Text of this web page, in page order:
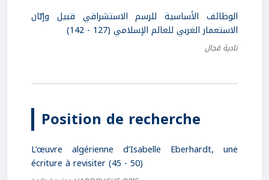
الوظائف الأساسية للرسم الاستشراقي قبيل وإبّان
الاستعمار الغربي للعالم الإسلامي (127 - 142)
نادية قجال
Position de recherche
L’œuvre algérienne d’Isabelle Eberhardt, une
écriture à revisiter (45 - 50)